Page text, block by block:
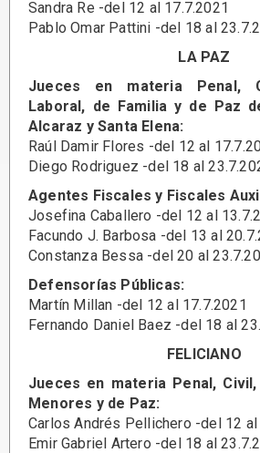
Sandra Re -del 12 al 17.7.2021
Pablo Omar Pattini -del 18 al
LA PAZ
Jueces en materia Penal,
Laboral, de Familia y de Paz
Alcaraz y Santa Elena:
Raúl Damir Flores -del 12 al
Diego Rodriguez -del 18 al
Agentes Fiscales y Fiscales
Josefina Caballero -del 12 al
Facundo J. Barbosa -del 13 al
Constanza Bessa -del 20 al
Defensorías Públicas:
Martín Millan -del 12 al 17.7.2021
Fernando Daniel Baez -del 18 al
FELICIANO
Jueces en materia Penal,
Menores y de Paz:
Carlos Andrés Pellichero -del 12 al
Emir Gabriel Artero -del 18 al